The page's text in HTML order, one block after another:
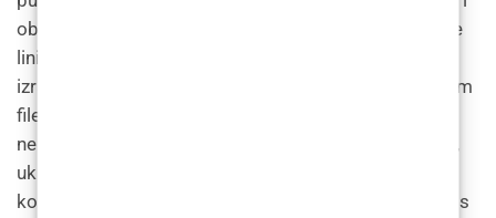
oblikovala konture lica. To može uključivati definiranje
linije čeljusti, naglašavanje jagodica i stvaranje
izraženije brade.” i dodaje: “Konturiranje lica dermalnim
filerima minimalno je invazivan postupak koji nudi
nekoliko prednosti u odnosu na kirurške mogućnosti,
uključujući nedostatak vremena i manji rizik od
komplikacija. Također se može izvoditi u kombinaciji s